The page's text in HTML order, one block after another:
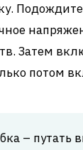
Затем
потом
– путать